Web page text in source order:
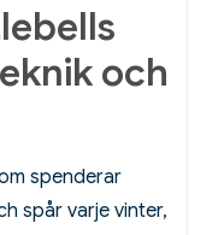
och
spenderar
spår varje vinter,